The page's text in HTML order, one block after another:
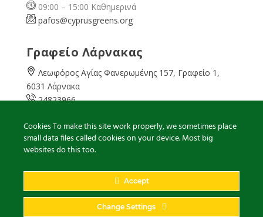
09:00 – 15:00 Καθημερινά
pafos@cyprusgreens.org
Γραφείο Λάρνακας
Λεωφόρος Αγίας Φανερωμένης 157, Γραφείο 1,
6031 Λάρνακα
24823966
08:00 – 16:00 Καθημερινά
larnaka@cyprusgreens.org
2026© Ολα τα δικαιώματα διατηρούνται
Cookies To make this site work properly, we sometimes place
small data files called cookies on your device. Most big
websites do this too.
Accept
Change Settings